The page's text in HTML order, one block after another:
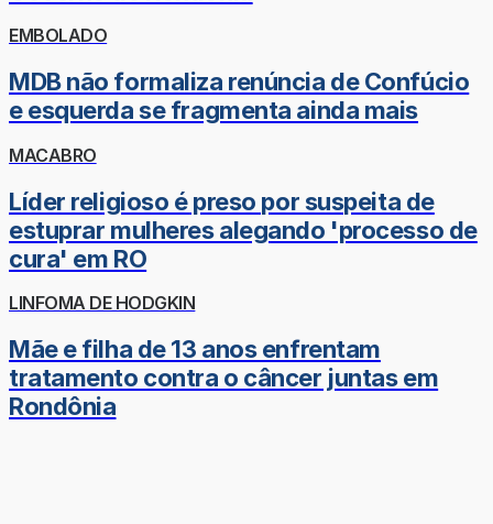
EMBOLADO
MDB não formaliza renúncia de Confúcio
e esquerda se fragmenta ainda mais
MACABRO
Líder religioso é preso por suspeita de
estuprar mulheres alegando 'processo de
cura' em RO
LINFOMA DE HODGKIN
Mãe e filha de 13 anos enfrentam
tratamento contra o câncer juntas em
Rondônia